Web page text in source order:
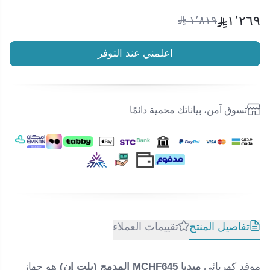
أمان للأطف١٬٢٦٩ ١٬٨١٩
اعلمني عند التوفر
تسوق آمن، بياناتك محمية دائمًا
تفاصيل المنتج تقييمات العملاء
موقد كهربائي ميديا MCHF645 المدمج (بلت إن) هو جهاز